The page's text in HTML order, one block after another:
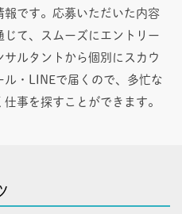
です。応募いただいた内容
て、スムーズにエントリー
ルタントから個別にスカウ
ル・LINEで届くので、多忙な
事を探すことができます。